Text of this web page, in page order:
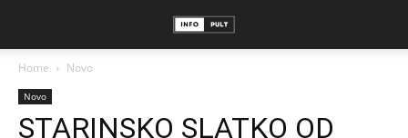
Home Novo
Novo
STARINSKO SLATKO OD